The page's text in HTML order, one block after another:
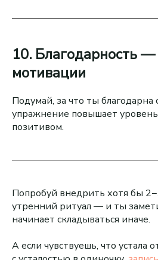
10. Благодарность —
мотивации
Подумай, за что ты благодарна
упражнение повышает уровень
позитивом.
Попробуй внедрить хотя бы
утренний ритуал — и ты
начинает складываться иначе.
А если чувствуешь, что устала